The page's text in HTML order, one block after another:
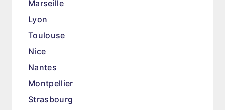
Marseille
Lyon
Toulouse
Nice
Nantes
Montpellier
Strasbourg